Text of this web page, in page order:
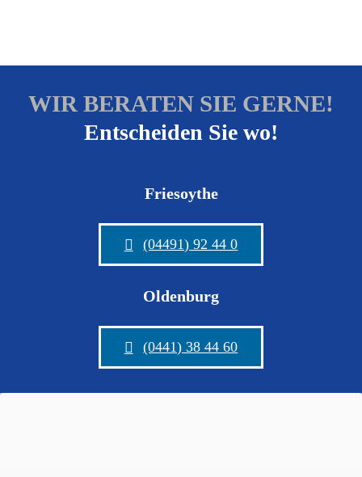
WIR BERATEN SIE GERNE!
Entscheiden Sie wo!
Friesoythe
(04491) 92 44 0
Oldenburg
(0441) 38 44 60